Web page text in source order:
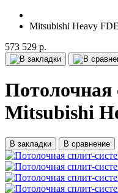
Mitsubishi Heavy
573 529 р.
Потолочная
Mitsubishi
В закладки В сравнение